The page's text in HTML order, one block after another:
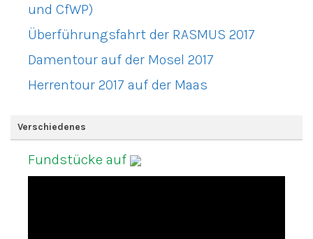
und CfWP)
Überführungsfahrt der RASMUS 2017
Damentour auf der Mosel 2017
Herrentour 2017 auf der Maas
Verschiedenes
Fundstücke auf